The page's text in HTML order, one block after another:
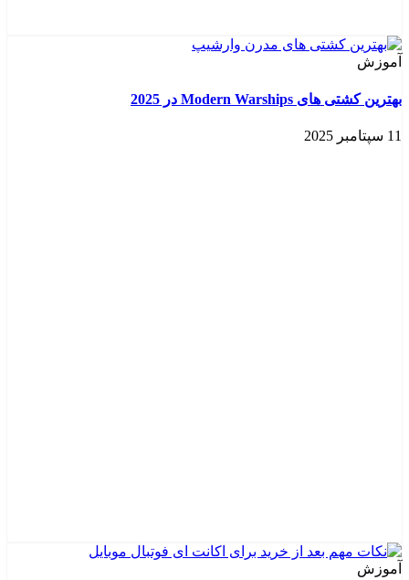
آموزش
بهترین کشتی‌ های Modern Warships در 2025
11 سپتامبر 2025
آموزش